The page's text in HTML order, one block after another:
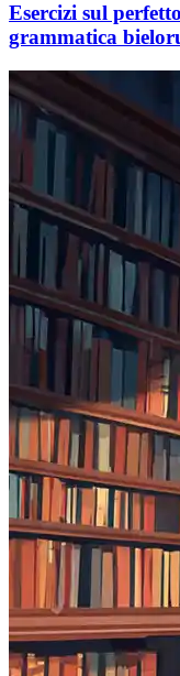
Esercizi sul
grammatica